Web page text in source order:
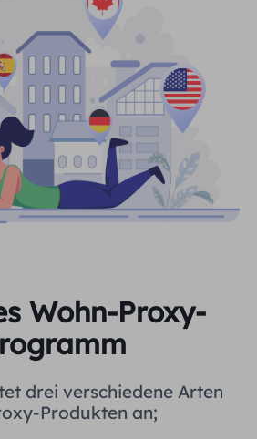
Wohn-Proxy-
drei verschiedene Arten
Produkten an;